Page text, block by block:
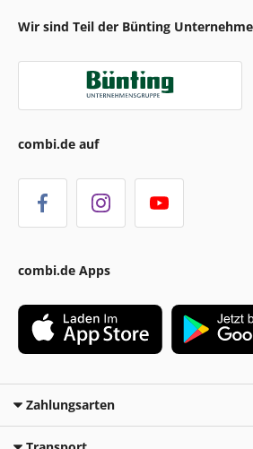
Wir sind Teil der Bünting
combi.de auf
combi.de Apps
Zahlungsarten